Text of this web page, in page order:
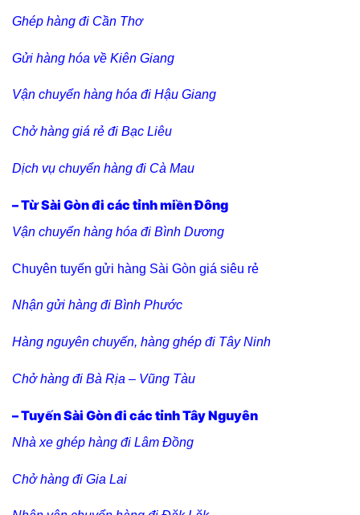
Ghép hàng đi Cần Thơ
Gửi hàng hóa về Kiên Giang
Vận chuyển hàng hóa đi Hậu Giang
Chở hàng giá rẻ đi Bạc Liêu
Dịch vụ chuyển hàng đi Cà Mau
– Từ Sài Gòn đi các tỉnh miền Đông
Vận chuyển hàng hóa đi Bình Dương
Chuyên tuyến gửi hàng Sài Gòn giá siêu rẻ
Nhận gửi hàng đi Bình Phước
Hàng nguyên chuyến, hàng ghép đi Tây Ninh
Chở hàng đi Bà Rịa – Vũng Tàu
– Tuyến Sài Gòn đi các tỉnh Tây Nguyên
Nhà xe ghép hàng đi Lâm Đồng
Chở hàng đi Gia Lai